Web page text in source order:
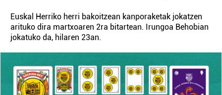
Euskal Herriko herri bakoitzean kanporaketak jokatzen
arituko dira martxoaren 2ra bitartean. Irungoa Behobian
jokatuko da, hilaren 23an.